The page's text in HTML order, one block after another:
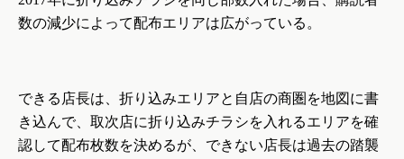
数の減少によって配布エリアは広がっている。
できる店長は、折り込みエリアと自店の商圏を地図に書
き込んで、取次店に折り込みチラシを入れるエリアを確
認して配布枚数を決めるが、できない店長は過去の踏襲